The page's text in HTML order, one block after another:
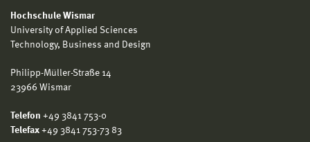
Hochschule Wismar
University of Applied Sciences
Technology, Business and Design
Philipp-Müller-Straße 14
23966 Wismar
Telefon +49 3841 753-0
Telefax +49 3841 753-73 83